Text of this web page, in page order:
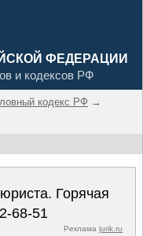
ФЕДЕРАЦИИ
и кодексов РФ
кодекс РФ →
Горячая
68-51
Реклама jurik.ru